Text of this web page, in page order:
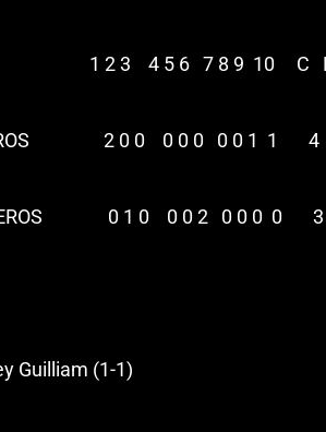
4 5 6 7 8 9 10 C
2 0 0 0 0 0 0 0 1 1 4
0 1 0 0 0 2 0 0 0 0
Guilliam (1-1)